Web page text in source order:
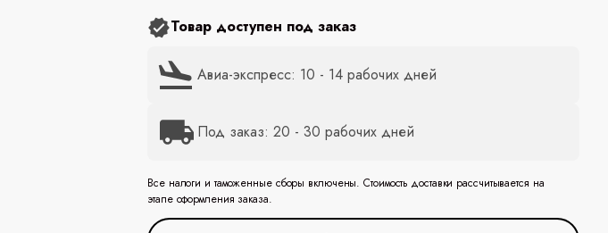
Товар доступен под заказ
Авиа-экспресс: 10 - 14 рабочих дней
Под заказ: 20 - 30 рабочих дней
Все налоги и таможенные сборы включены. Стоимость доставки рассчитывается на
этапе оформления заказа.